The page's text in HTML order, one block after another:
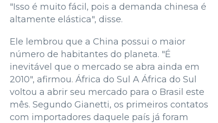
"Isso é muito fácil, pois a demanda chinesa é
altamente elástica", disse.
Ele lembrou que a China possui o maior
número de habitantes do planeta. "É
inevitável que o mercado se abra ainda em
2010", afirmou. África do Sul A África do Sul
voltou a abrir seu mercado para o Brasil este
mês. Segundo Gianetti, os primeiros contatos
com importadores daquele país já foram